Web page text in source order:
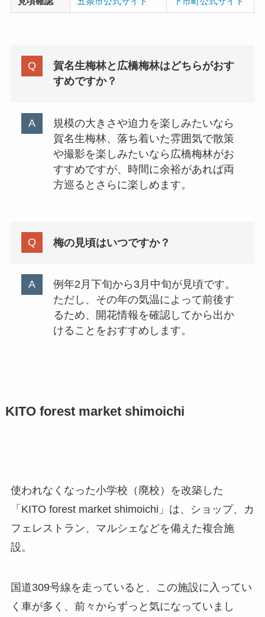
賀名生梅林と広橋梅林はどちらがおす
すめですか？
規模の大きさや迫力を楽しみたいなら
賀名生梅林、落ち着いた雰囲気で散策
や撮影を楽しみたいなら広橋梅林がお
すすめですが、時間に余裕があれば両
方巡るとさらに楽しめます。
梅の見頃はいつですか？
例年2月下旬から3月中旬が見頃です。
ただし、その年の気温によって前後す
るため、開花情報を確認してから出か
けることをおすすめします。
KITO forest market shimoichi
使われなくなった小学校（廃校）を改築した
「KITO forest market shimoichi」は、ショップ、カ
フェレストラン、マルシェなどを備えた複合施
設。
国道309号線を走っていると、この施設に入ってい
く車が多く、前々からずっと気になっていまし